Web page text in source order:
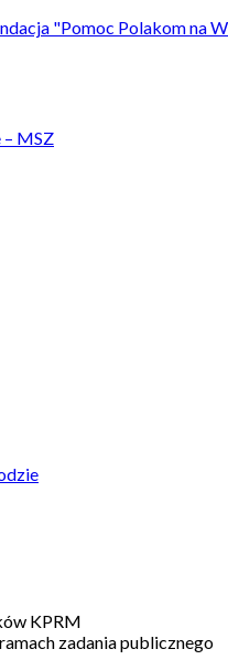
MSZ
KPRM
zadania publicznego